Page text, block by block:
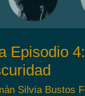
Episodio
Silvia Bustos